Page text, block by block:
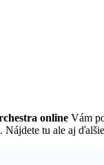
online Vám
Nájdete tu ale aj